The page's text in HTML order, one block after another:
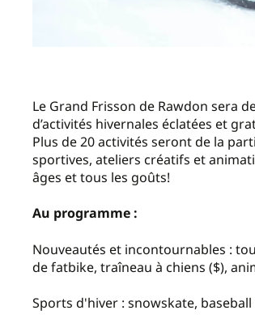
Le Grand Frisson de Rawdon sera
d’activités hivernales éclatées et
Plus de 20 activités seront de la
sportives, ateliers créatifs et
âges et tous les goûts!
Au programme :
Nouveautés et incontournables :
de fatbike, traîneau à chiens ($),
Sports d'hiver : snowskate,